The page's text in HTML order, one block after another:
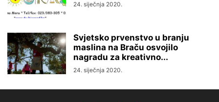
24. siječnja 2020.
Svjetsko prvenstvo u branju
maslina na Braču osvojilo
nagradu za kreativno...
24. siječnja 2020.